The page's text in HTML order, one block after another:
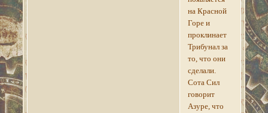
на Красной
Горе и
проклинает
Трибунал за
то, что они
сделали.
Сота Сил
говорит
Азуре, что